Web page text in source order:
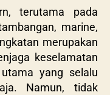
terutama pada
marine,
merupakan
keselamatan
yang selalu
Namun, tidak